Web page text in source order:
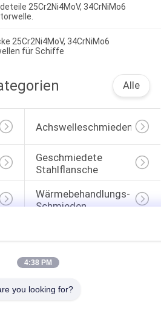
25Cr2Ni4MoV, 34CrNiMo6
25Cr2Ni4MoV, 34CrNiMo6
für Schiffe
Alle
Achswelleschmieden
Geschmiedete
Stahlflansche
Wärmebehandlungs-
Schmieden
Schmiedeteile
4:38 PM
you looking for?